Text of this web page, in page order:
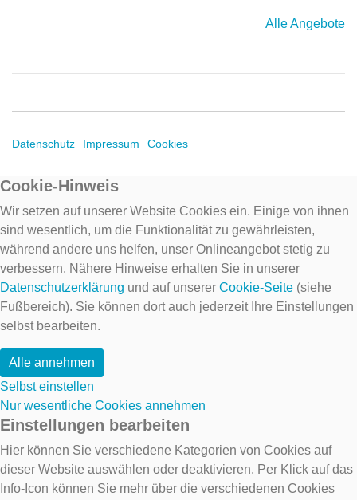
Alle Angebote
Datenschutz Impressum Cookies
Cookie-Hinweis
Wir setzen auf unserer Website Cookies ein. Einige von ihnen
sind wesentlich, um die Funktionalität zu gewährleisten,
während andere uns helfen, unser Onlineangebot stetig zu
verbessern. Nähere Hinweise erhalten Sie in unserer
Datenschutzerklärung und auf unserer Cookie-Seite (siehe
Fußbereich). Sie können dort auch jederzeit Ihre Einstellungen
selbst bearbeiten.
Alle annehmen
Selbst einstellen
Nur wesentliche Cookies annehmen
Einstellungen bearbeiten
Hier können Sie verschiedene Kategorien von Cookies auf
dieser Website auswählen oder deaktivieren. Per Klick auf das
Info-Icon können Sie mehr über die verschiedenen Cookies